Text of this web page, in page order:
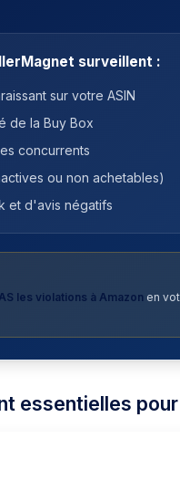
surveillent :
sur votre ASIN
de la Buy Box
concurrents
ou non achetables)
et d'avis négatifs
les violations à Amazon en
essentielles